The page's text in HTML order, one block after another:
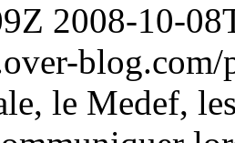
2008-10-
le Medef,